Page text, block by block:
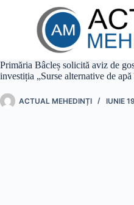
Primăria Bâcleș solicită aviz de
investiția „Surse alternative de
ACTUAL MEHEDINȚI IUNIE